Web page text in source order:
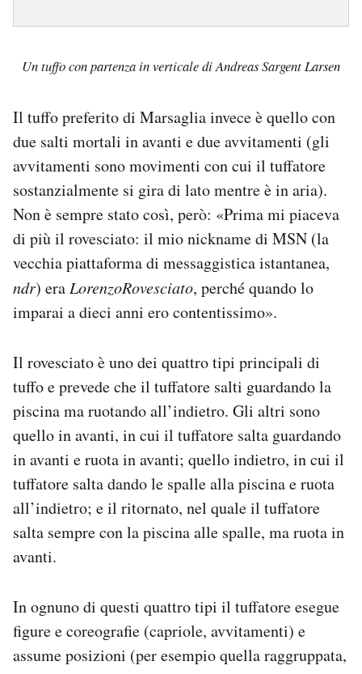
Un tuffo con partenza in verticale di Andreas Sargent Larsen
Il tuffo preferito di Marsaglia invece è quello con
due salti mortali in avanti e due avvitamenti (gli
avvitamenti sono movimenti con cui il tuffatore
sostanzialmente si gira di lato mentre è in aria).
Non è sempre stato così, però: «Prima mi piaceva
di più il rovesciato: il mio nickname di MSN (la
vecchia piattaforma di messaggistica istantanea,
ndr) eraLorenzoRovesciato, perché quando lo
imparai a dieci anni ero contentissimo».
Il rovesciato è uno dei quattro tipi principali di
tuffo e prevede che il tuffatore salti guardando la
piscina ma ruotando all’indietro. Gli altri sono
quello in avanti, in cui il tuffatore salta guardando
in avanti e ruota in avanti; quello indietro, in cui il
tuffatore salta dando le spalle alla piscina e ruota
all’indietro; e il ritornato, nel quale il tuffatore
salta sempre con la piscina alle spalle, ma ruota in
avanti.
In ognuno di questi quattro tipi il tuffatore esegue
figure e coreografie (capriole, avvitamenti) e
assume posizioni (per esempio quella raggruppata,